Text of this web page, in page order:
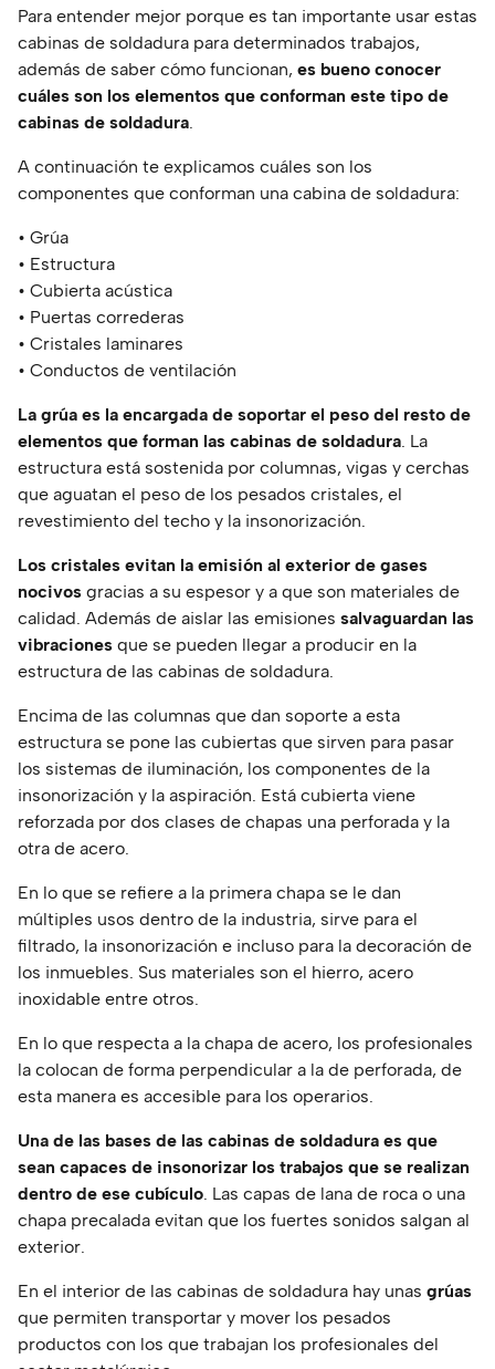
Para entender mejor porque es tan importante usar estas
cabinas de soldadura para determinados trabajos,
además de saber cómo funcionan, es bueno conocer
cuáles son los elementos que conforman este tipo de
cabinas de soldadura.
A continuación te explicamos cuáles son los
componentes que conforman una cabina de soldadura:
• Grúa
• Estructura
• Cubierta acústica
• Puertas correderas
• Cristales laminares
• Conductos de ventilación
La grúa es la encargada de soportar el peso del resto de
elementos que forman las cabinas de soldadura. La
estructura está sostenida por columnas, vigas y cerchas
que aguatan el peso de los pesados cristales, el
revestimiento del techo y la insonorización.
Los cristales evitan la emisión al exterior de gases
nocivos gracias a su espesor y a que son materiales de
calidad. Además de aislar las emisiones salvaguardan las
vibraciones que se pueden llegar a producir en la
estructura de las cabinas de soldadura.
Encima de las columnas que dan soporte a esta
estructura se pone las cubiertas que sirven para pasar
los sistemas de iluminación, los componentes de la
insonorización y la aspiración. Está cubierta viene
reforzada por dos clases de chapas una perforada y la
otra de acero.
En lo que se refiere a la primera chapa se le dan
múltiples usos dentro de la industria, sirve para el
filtrado, la insonorización e incluso para la decoración de
los inmuebles. Sus materiales son el hierro, acero
inoxidable entre otros.
En lo que respecta a la chapa de acero, los profesionales
la colocan de forma perpendicular a la de perforada, de
esta manera es accesible para los operarios.
Una de las bases de las cabinas de soldadura es que
sean capaces de insonorizar los trabajos que se realizan
dentro de ese cubículo. Las capas de lana de roca o una
chapa precalada evitan que los fuertes sonidos salgan al
exterior.
En el interior de las cabinas de soldadura hay unas grúas
que permiten transportar y mover los pesados
productos con los que trabajan los profesionales del